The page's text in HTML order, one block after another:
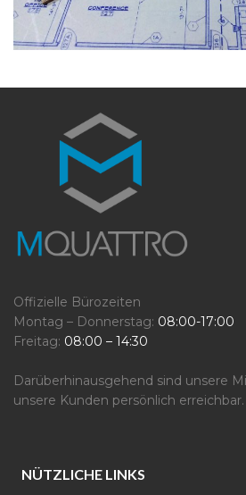
Offizielle Bürozeiten
Montag – Donnerstag: 08:00-17:00
Freitag: 08:00 – 14:30
Darüberhinausgehend sind unsere
unsere Kunden persönlich erreichbar.
NÜTZLICHE LINKS